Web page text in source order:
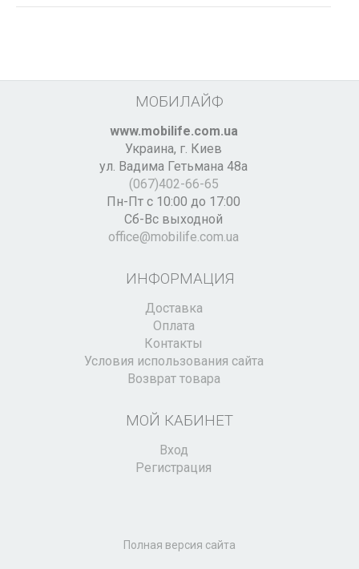
МОБИЛАЙФ
www.mobilife.com.ua
Украина, г. Киев
ул. Вадима Гетьмана 48а
(067)402-66-65
Пн-Пт с 10:00 до 17:00
Сб-Вс выходной
office@mobilife.com.ua
ИНФОРМАЦИЯ
Доставка
Оплата
Контакты
Условия использования сайта
Возврат товара
МОЙ КАБИНЕТ
Вход
Регистрация
Полная версия сайта